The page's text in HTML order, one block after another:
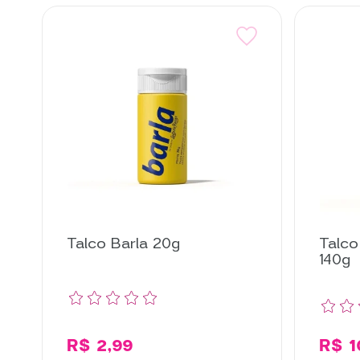
Talco Barla 20g
R$ 2,99
140g
R$